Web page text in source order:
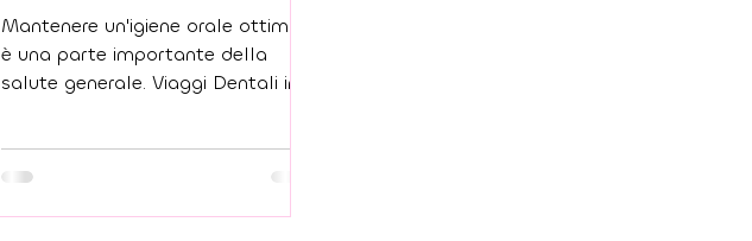
Mantenere un'igiene orale ottimale
è una parte importante della
salute generale. Viaggi Dentali in